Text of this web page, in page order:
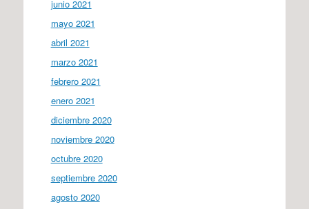
junio 2021
mayo 2021
abril 2021
marzo 2021
febrero 2021
enero 2021
diciembre 2020
noviembre 2020
octubre 2020
septiembre 2020
agosto 2020